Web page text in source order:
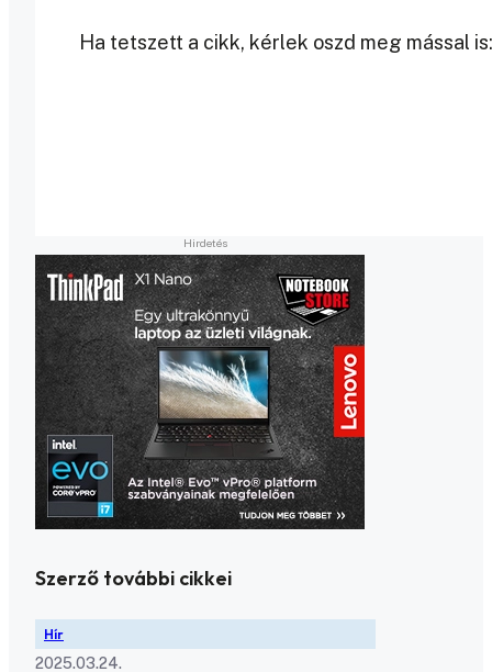
Ha tetszett a cikk, kérlek oszd meg mással is:
Szerző további cikkei
Hír
2025.03.24.